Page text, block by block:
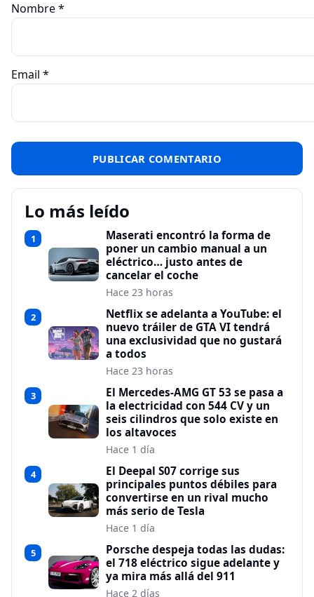
Nombre*
Email *
Lo más leído
1
Maserati encontró la forma de
poner un cambio manual a un
eléctrico… justo antes de
cancelar el coche
Hace 23 horas
2
Netflix se adelanta a YouTube: el
nuevo tráiler de GTA VI tendrá
una exclusividad que no gustará
a todos
Hace 23 horas
3
El Mercedes-AMG GT 53 se pasa a
la electricidad con 544 CV y un
seis cilindros que solo existe en
los altavoces
Hace 1 día
4
El Deepal S07 corrige sus
principales puntos débiles para
convertirse en un rival mucho
más serio de Tesla
Hace 1 día
5
Porsche despeja todas las dudas:
el 718 eléctrico sigue adelante y
ya mira más allá del 911
Hace 2 días